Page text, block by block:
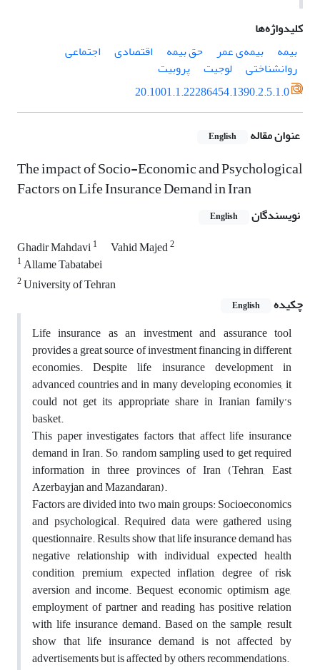
کلیدواژه‌ها
بیمه
بیمه‌ی عمر حق بیمه اقتصادی
اجتماعی
روانشناختی
لوجیت
پروبیت
20.1001.1.22286454.1390.2.5.1.0
عنوان مقاله English
The impact of Socio-Economic and Psychological
Factors on Life Insurance Demand in Iran
نویسندگان English
Ghadir Mahdavi1 Vahid Majed2
1Allame Tabatabei
2University of Tehran
چکیده
English
Life insurance as an investment and assurance tool
provides a great source of investment financing in different
economies. Despite life insurance development in
advanced countries and in many developing economies, it
could not get its appropriate share in Iranian family’s
basket.
This paper investigates factors that affect life insurance
demand in Iran. So, random sampling used to get required
information in three provinces of Iran (Tehran, East
Azerbayjan and Mazandaran).
Factors are divided into two main groups: Socioeconomics
and psychological. Required data were gathered using
questionnaire. Results show that life insurance demand has
negative relationship with individual expected health
condition, premium, expected inflation, degree of risk
aversion and income. Bequest, economic optimism, age,
employment of partner and reading has positive relation
with life insurance demand. Based on the sample, result
show that life insurance demand is not affected by
advertisements but is affected by others recommendations.